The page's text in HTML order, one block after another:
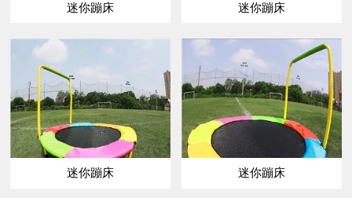
迷你蹦床 迷你蹦床
迷你蹦床 迷你蹦床